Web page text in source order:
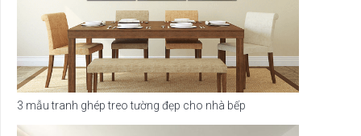
3 mẫu tranh ghép treo tường đẹp cho nhà bếp